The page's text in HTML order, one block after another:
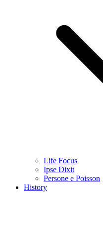
Life Focus
Ipse Dixit
Persone e Poisson
History